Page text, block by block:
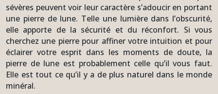
sévères peuvent voir leur caractère s’adoucir en portant
une pierre de lune. Telle une lumière dans l’obscurité,
elle apporte de la sécurité et du réconfort. Si vous
cherchez une pierre pour affiner votre intuition et pour
éclairer votre esprit dans les moments de doute, la
pierre de lune est probablement celle qu’il vous faut.
Elle est tout ce qu’il y a de plus naturel dans le monde
minéral.